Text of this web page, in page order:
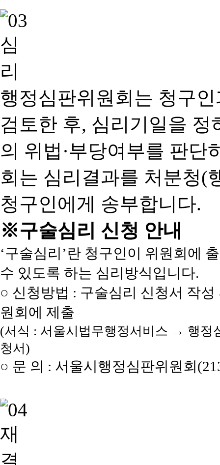
행정심판위원회는 청구
검토한 후, 심리기일을 정
의 위법·부당여부를 판단
회는 심리결과를 처분청(
청구인에게 송부합니다.
※구술심리 신청 안내
‘구술심리’란 청구인이 위원회에
수 있도록 하는 심리방식입니다.
○ 신청방법 : 구술심리 신청서 작
원회에 제출
(서식 : 서울시법무행정서비스 → 행
청서)
○ 문 의 : 서울시행정심판위원회